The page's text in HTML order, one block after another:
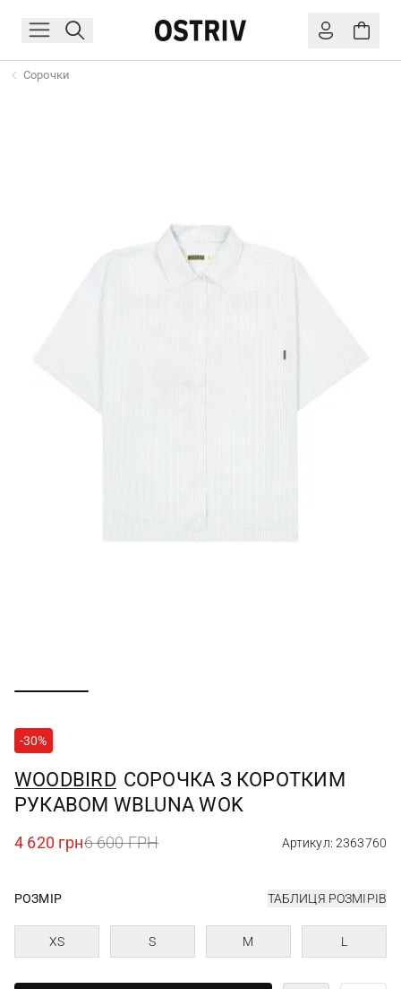
Сорочки
-30%
WOODBIRD СОРОЧКА З КОРОТКИМ
РУКАВОМ WBLUNA WOK
4 620 грн6 600 ГРН Артикул: 2363760
РОЗМІР ТАБЛИЦЯ РОЗМІРІВ
XS S M L